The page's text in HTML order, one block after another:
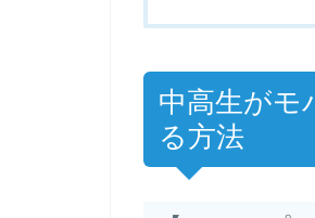
中高生がモ
る方法